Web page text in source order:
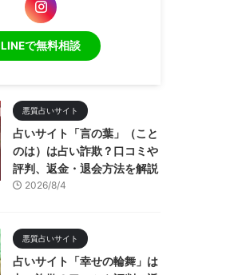
LINEで無料相談
悪質占いサイト
占いサイト「言の葉」（こと
のは）は占い詐欺？口コミや
評判、返金・退会方法を解説
2026/8/4
悪質占いサイト
占いサイト「幸せの輪舞」は